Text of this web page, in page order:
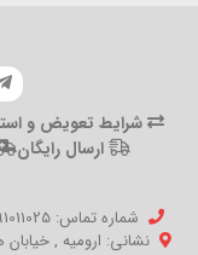
شرایط تعویض و
ارسال رایگان
شماره تماس‌: 91011025 - 044 ( ساعات پاسخ گویی 9 صبح تا 19 عصر )